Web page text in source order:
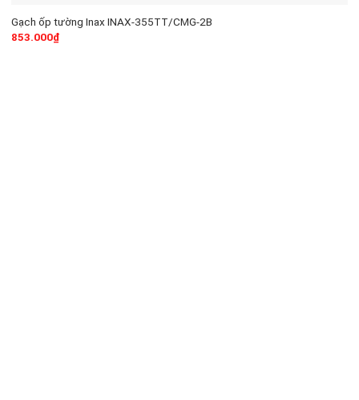
Gạch ốp tường Inax INAX-355TT/CMG-2B
853.000₫